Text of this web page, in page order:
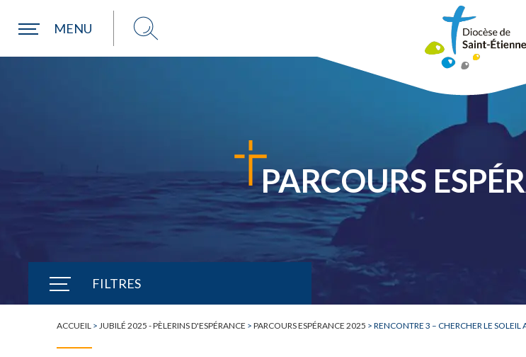
MENU
Une commune
PARCOURS
FILTRES
TOUTE L'ACTUALITÉ CARNET OFFICIEL
ACCUEIL > JUBILÉ 2025 - PÈLERINS D'ESPÉRANCE > PARCOURS ESPÉRANCE 2025 > RENCONTRE 3 – CHERCHER LE SOLEIL